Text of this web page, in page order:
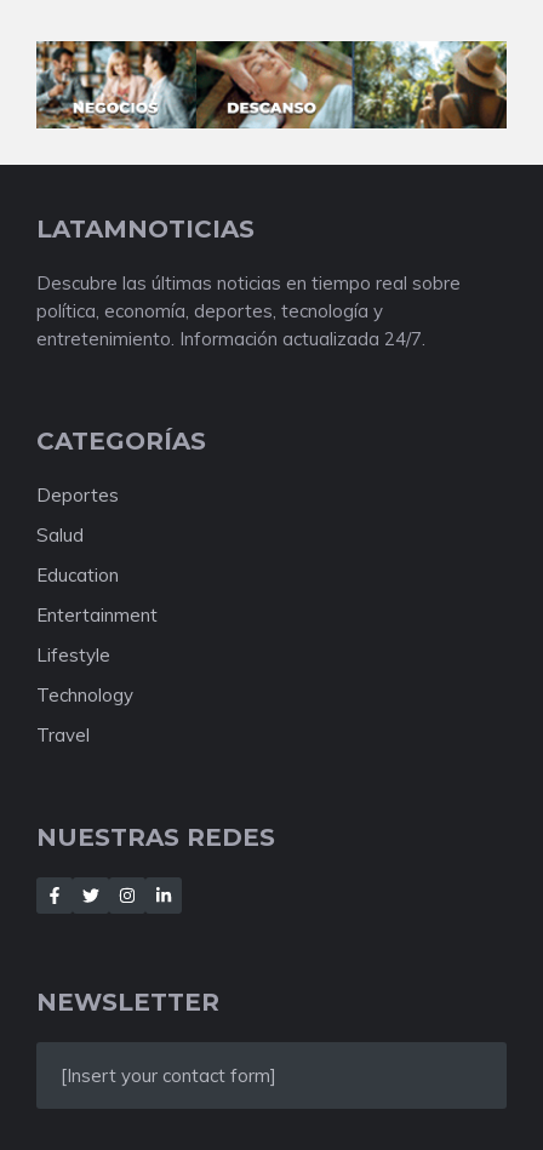
LATAMNOTICIAS
Descubre las últimas noticias en tiempo real sobre
política, economía, deportes, tecnología y
entretenimiento. Información actualizada 24/7.
CATEGORÍAS
Deportes
Salud
Education
Entertainment
Lifestyle
Technology
Travel
NUESTRAS REDES
NEWSLETTER
[Insert your contact form]